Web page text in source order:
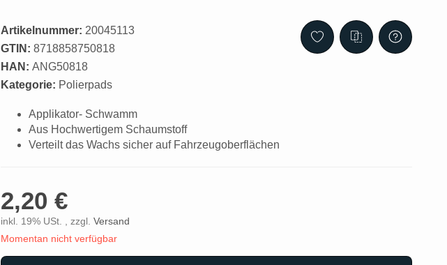
Artikelnummer: 20045113
GTIN: 8718858750818
HAN: ANG50818
Kategorie: Polierpads
Applikator- Schwamm
Aus Hochwertigem Schaumstoff
Verteilt das Wachs sicher auf Fahrzeugoberflächen
2,20 €
inkl. 19% USt. , zzgl. Versand
Momentan nicht verfügbar